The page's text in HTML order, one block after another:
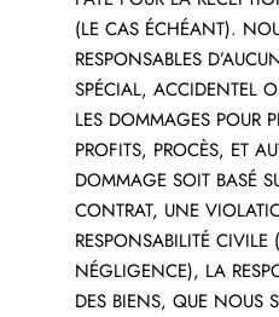
(LE CAS ÉCHÉANT).
RESPONSABLES
SPÉCIAL, ACCIDENTEL
LES DOMMAGES POUR
PROFITS, PROCÈS, ET
DOMMAGE SOIT BASÉ
CONTRAT, UNE
RESPONSABILITÉ
NÉGLIGENCE), LA
DES BIENS, QUE NOUS